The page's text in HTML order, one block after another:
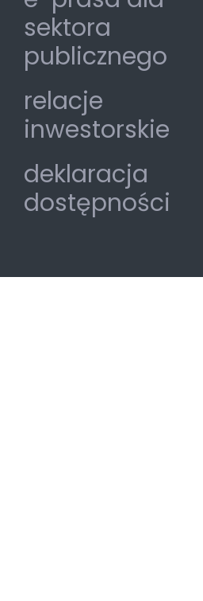
sektora
publicznego
relacje
inwestorskie
deklaracja
dostępności